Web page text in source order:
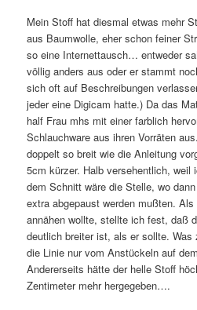
Mein Stoff hat diesmal etwas mehr
aus Baumwolle, eher schon feiner
so eine Internettausch… entweder
völlig anders aus oder er stammt
sich oft auf Beschreibungen
jeder eine Digicam hatte.) Da das
half Frau mhs mit einer farblich
Schlauchware aus ihren Vorräten
doppelt so breit wie die Anleitung
5cm kürzer. Halb versehentlich, weil
dem Schnitt wäre die Stelle, wo
extra abgepaust werden mußten.
annähen wollte, stellte ich fest, daß
deutlich breiter ist, als er sollte.
die Linie nur vom Anstückeln auf
Andererseits hätte der helle Stoff
Zentimeter mehr hergegeben….